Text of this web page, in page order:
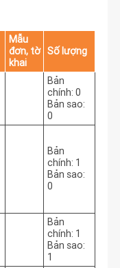
Mẫu
đơn, tờ
khai
Số lượng
Bản
chính: 0
Bản sao:
0
Bản
chính: 1
Bản sao:
0
Bản
chính: 1
Bản sao:
1